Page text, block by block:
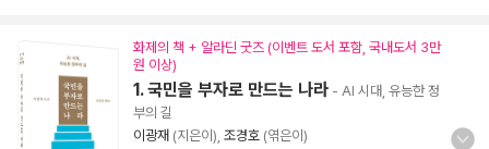
화제의 책 + 알라딘 굿즈 (이벤트 도서 포함, 국내도서 3만
원 이상)
1. 국민을 부자로 만드는 나라 - AI 시대, 유능한 정
부의 길
이광재 (지은이), 조경호 (엮은이)